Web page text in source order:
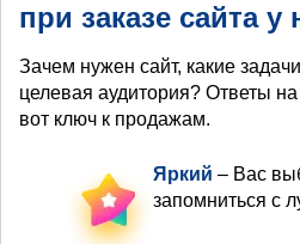
при заказе сайта у
Зачем нужен сайт, какие
целевая аудитория? Ответы
вот ключ к продажам.
Яркий – Вас
запомниться с